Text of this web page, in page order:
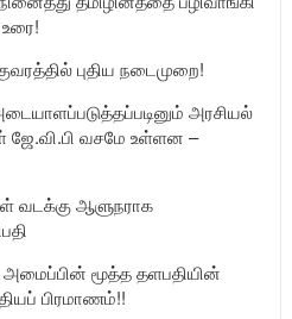
புதிய நடைமுறை!
அரசியல்
ஜே.வி.பி வசமே உள்ளன –
வடக்கு ஆளுநராக
அமைப்பின் மூத்த தளபதியின்
பிரமாணம்!!